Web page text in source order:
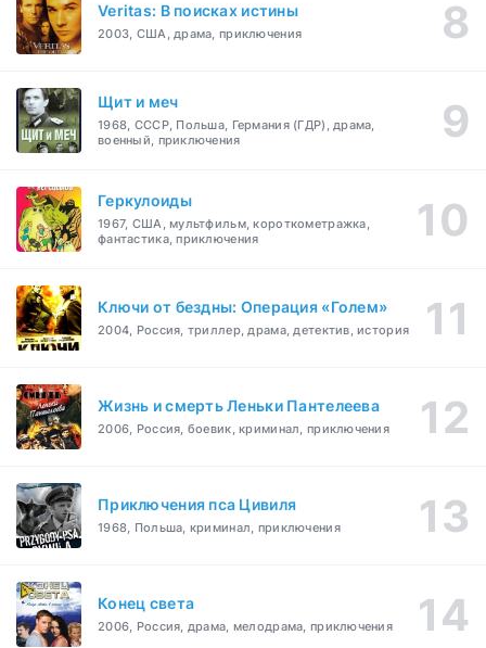
Veritas: В поисках истины
2003, США, драма, приключения
Щит и меч
1968, СССР, Польша, Германия (ГДР), драма,
военный, приключения
Геркулоиды
1967, США, мультфильм, короткометражка,
фантастика, приключения
Ключи от бездны: Операция «Голем»
2004, Россия, триллер, драма, детектив, история
Жизнь и смерть Леньки Пантелеева
2006, Россия, боевик, криминал, приключения
Приключения пса Цивиля
1968, Польша, криминал, приключения
Конец света
2006, Россия, драма, мелодрама, приключения